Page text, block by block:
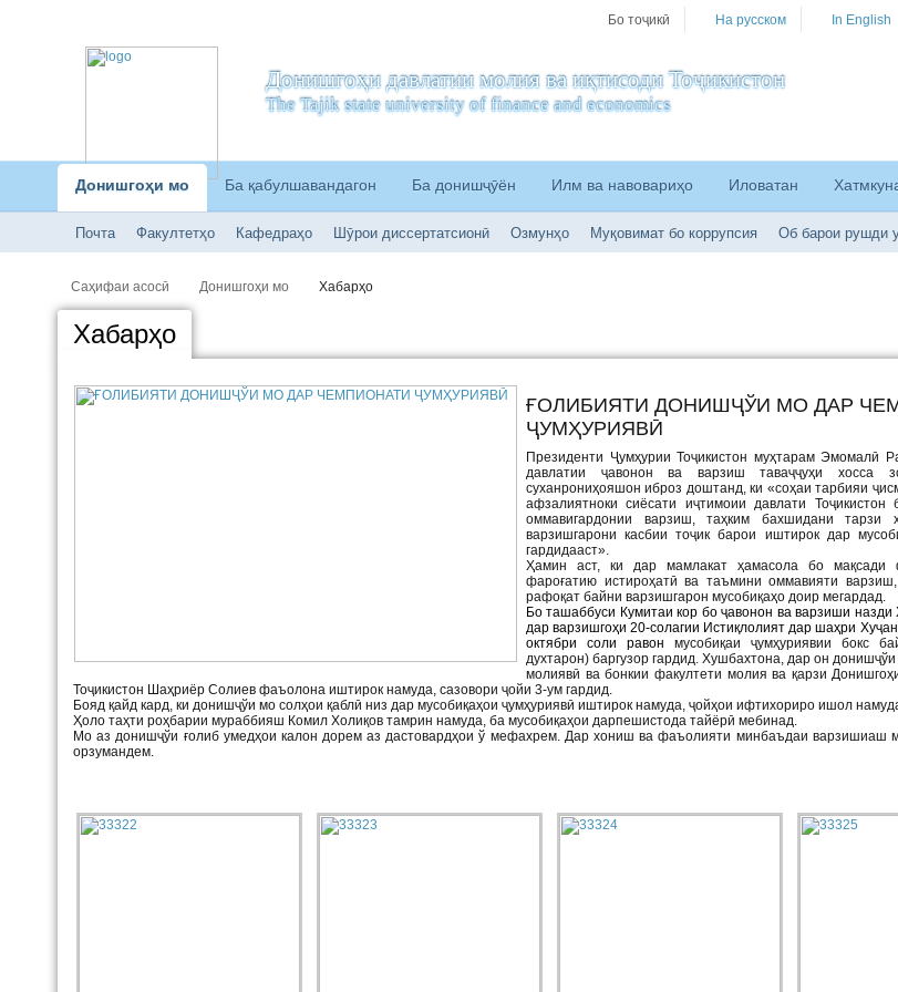
Бо тоҷикӣ На русском In English
Донишгоҳи давлатии молия ва иқтисоди Тоҷикистон
The Tajik state university of finance and economics
Донишгоҳи мо Ба қабулшавандагон Ба донишҷӯён Илм ва навовариҳо Иловатан
Почта Факултетҳо Кафедраҳо Шӯрои диссертатсионӣ Озмунҳо Муқовимат бо коррупсия Об барои рушди
Саҳифаи асосӣ Донишгоҳи мо Хабарҳо
Хабарҳо
ҒОЛИБИЯТИ ДОНИШҶЎИ МО ДАР
ҶУМҲУРИЯВӢ
Президенти Ҷумҳурии Тоҷикистон муҳтарам Эмомалӣ
давлатии ҷавонон ва варзиш таваҷҷуҳи хосса
суханрониҳояшон иброз доштанд, ки «соҳаи тарбияи
афзалиятноки сиёсати иҷтимоии давлати
оммавигардонии варзиш, таҳким бахшидани тарзи
варзишгарони касбии тоҷик барои иштирок дар
гардидааст».
Ҳамин аст, ки дар мамлакат ҳамасола бо мақсади
фароғатию истироҳатӣ ва таъмини оммавияти
рафоқат байни варзишгарон мусобиқаҳо доир мегардад.
Бо ташаббуси Кумитаи кор бо ҷавонон ва варзиши назди
дар варзишгоҳи 20-солагии Истиқлолият дар шаҳри
октябри соли равон мусобиқаи ҷумҳуриявии бокс
духтарон) баргузор гардид. Хушбахтона, дар он донишҷўи
молиявӣ ва бонкии факултети молия ва қарзи
Тоҷикистон Шаҳриёр Солиев фаъолона иштирок намуда, сазовори ҷойи 3-ум гардид.
Бояд қайд кард, ки донишҷўи мо солҳои қаблӣ низ дар мусобиқаҳои ҷумҳуриявӣ иштирок намуда, ҷойҳои ифтихориро ишол
Ҳоло таҳти роҳбарии мураббияш Комил Холиқов тамрин намуда, ба мусобиқаҳои дарпешистода тайёрӣ мебинад.
Мо аз донишҷўи ғолиб умедҳои калон дорем аз дастовардҳои ў мефахрем. Дар хониш ва фаъолияти минбаъдаи варзишиаш
орзумандем.